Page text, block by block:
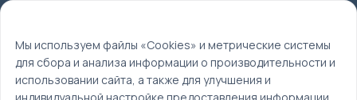
Главная
Туры
Мы используем файлы «Cookies» и метрические системы
для сбора и анализа информации о производительности и
использовании сайта, а также для улучшения и